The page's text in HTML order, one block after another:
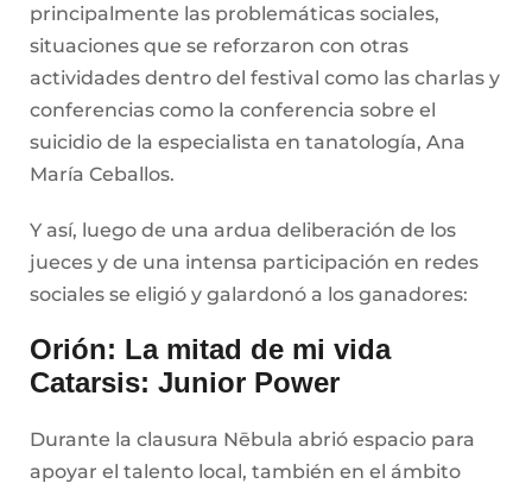
principalmente las problemáticas sociales,
situaciones que se reforzaron con otras
actividades dentro del festival como las charlas y
conferencias como la conferencia sobre el
suicidio de la especialista en tanatología, Ana
María Ceballos.
Y así, luego de una ardua deliberación de los
jueces y de una intensa participación en redes
sociales se eligió y galardonó a los ganadores:
Orión: La mitad de mi vida
Catarsis: Junior Power
Durante la clausura Nēbula abrió espacio para
apoyar el talento local, también en el ámbito